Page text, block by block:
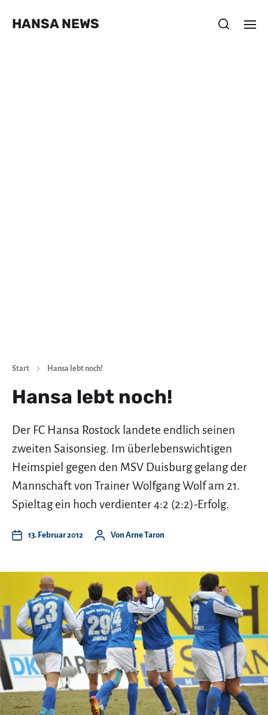
HANSA NEWS
Start Hansa lebt noch!
Hansa lebt noch!
Der FC Hansa Rostock landete endlich seinen
zweiten Saisonsieg. Im überlebenswichtigen
Heimspiel gegen den MSV Duisburg gelang der
Mannschaft von Trainer Wolfgang Wolf am 21.
Spieltag ein hoch verdienter 4:2 (2:2)-Erfolg.
13. Februar 2012 Von Arne Taron